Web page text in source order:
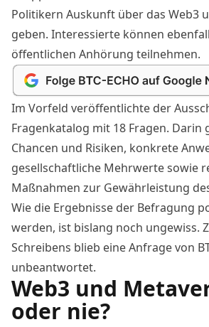
Politikern Auskunft über das Web3
geben. Interessierte können
öffentlichen Anhörung teilnehmen.
Im Vorfeld veröffentlichte der
Fragenkatalog mit 18 Fragen. Darin
Chancen und Risiken, konkrete
gesellschaftliche Mehrwerte sowie
Maßnahmen zur Gewährleistung
Wie die Ergebnisse der Befragung
werden, ist bislang noch ungewiss.
Schreibens blieb eine Anfrage von
unbeantwortet.
Web3 und
oder nie?